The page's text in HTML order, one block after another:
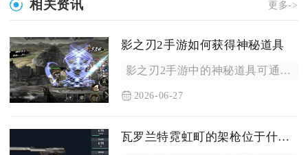
相关资讯 更多->
影之刃2手游如何获得神秘道具
影之刃2手游中的神秘道具可通过周日团队强敌宝箱掉落、高难度副...
2026-06-27
瓦罗兰特霓虹町的架枪位于什么位置